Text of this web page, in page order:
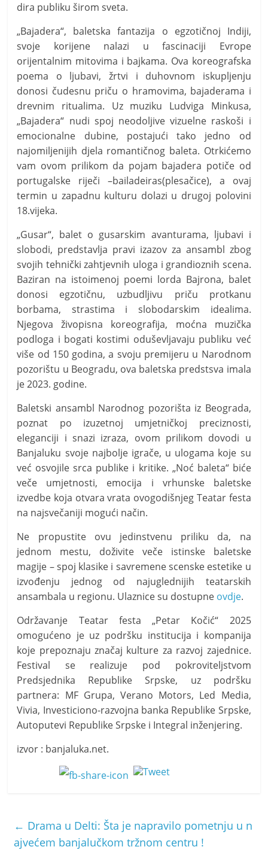
dira publiku širom sveta.
„Bajadera“, baletska fantazija o egzotičnoj Indiji,
svoje korijene nalazi u fascinaciji Evrope
orijentalnim mitovima i bajkama. Ova koreografska
poema o ljubavi, žrtvi i duhovnom iskupljenju
donosi čudesnu priču o hramovima, bajaderama i
drevnim ritualima. Uz muziku Ludviga Minkusa,
„Bajadera“ nudi spoj neodoljive vizuelne raskoši i
emocionalne dubine, postajući tako jedno od
najomiljenijih djela romantičnog baleta. Otrkićemo
vam ovom prilikom da pojam bajadera potiče od
portugalske riječi –bailadeiras(plesačice), a ovaj
termin u zapadnu kulturu dolazi u drugoj polovini
18.vijeka.
„Gusar“, balet o gusarskim avanturama, ljubavi i
slobodi, predstavlja pravi izazov za ansambl zbog
svojih tehnički zahtjevnih uloga i grandioznih scena.
Baziran na istoimenoj poemi lorda Bajrona, balet
donosi egzotičnu, uzbudljivu priču protkanu
borbama, strastima i slobodarskim idealima.
Njegova živopisna koreografija, moćna muzička
podloga i bogati kostimi oduševljavaju publiku već
više od 150 godina, a svoju premijeru u Narodnom
pozorištu u Beogradu, ova baletska predstsva imala
je 2023. godine.
Baletski ansambl Narodnog pozorišta iz Beograda,
poznat po izuzetnoj umjetničkoj preciznosti,
eleganciji i snazi izraza, ovom prilikom dovodi u
Banjaluku svoje najbolje igrače, u ulogama koje su
već osvojile srca publike i kritike. „Noć baleta“ biće
veče umjetnosti, emocija i vrhunske baletske
izvedbe koja otvara vrata ovogodišnjeg Teatar festa
na najsvečaniji mogući način.
Ne propustite ovu jedinstvenu priliku da, na
jednom mestu, doživite veče istinske baletske
magije – spoj klasike i savremene scenske estetike u
izvođenju jednog od najuglednijih teatarskih
ansambala u regionu. Ulaznice su dostupne ovdje.
Održavanje Teatar festa „Petar Kočić“ 2025
omogućeno je uz podršku institucija i kompanija
koje prepoznaju značaj kulture za razvoj zajednice.
Festival se realizuje pod pokroviteljstvom
Predsjednika Republike Srpske, uz podršku
partnera: MF Grupa, Verano Motors, Led Media,
Vivia, Investiciono-razvojna banka Republike Srpske,
Autoputevi Republike Srpske i Integral inženjering.
izvor : banjaluka.net.
← Drama u Delti: Šta je napravilo pometnju u n
ajvećem banjalučkom tržnom centru !